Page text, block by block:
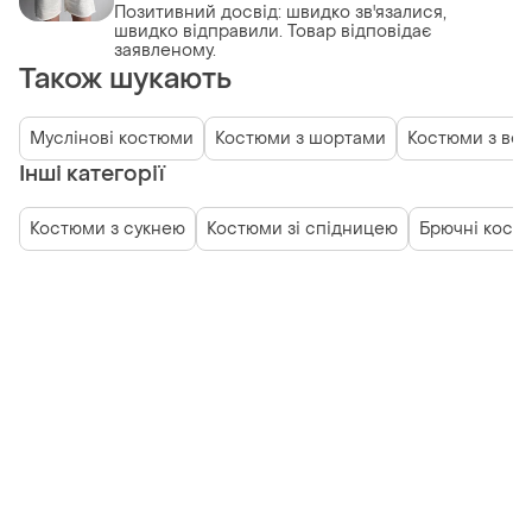
Позитивний досвід: швидко зв'язалися,
швидко відправили. Товар відповідає
заявленому.
Також шукають
Муслінові костюми Костюми з шортами Костюми з
Інші категорії
Костюми з сукнею Костюми зі спідницею Брючні